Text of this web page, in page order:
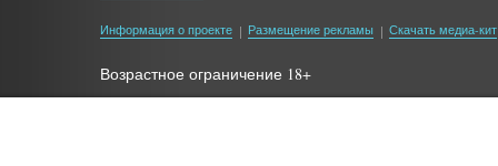
Информация о проекте Размещение рекламы Скачать медиа-кит
Возрастное ограничение 18+